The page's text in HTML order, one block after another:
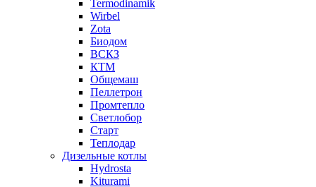
Termodinamik
Wirbel
Zota
Биодом
ВСКЗ
КТМ
Общемаш
Пеллетрон
Промтепло
Светлобор
Старт
Теплодар
Дизельные котлы
Hydrosta
Kiturami